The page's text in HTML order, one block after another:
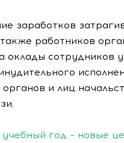
заработков
работников
оклады сотрудников
и лиц
год – новые